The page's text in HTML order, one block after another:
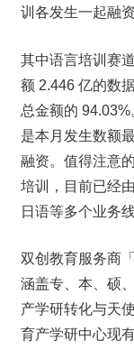
训各发生一起融资
其中语言培训赛
额 2.446 亿的数
总金额的
是本月发生数额
融资。值得注意
培训，目前已经
日语等多个业务线
双创教育服务商
涵盖专、本、硕
产学研转化与天
育产学研中心现